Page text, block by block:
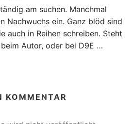
am suchen. Manchmal
Nachwuchs ein. Ganz blöd sind
auch in Reihen schreiben. Steht
Autor, oder bei D9E …
KOMMENTAR